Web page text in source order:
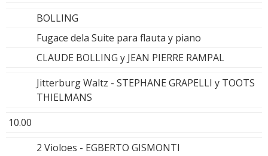
BOLLING
Fugace dela Suite para flauta y piano
CLAUDE BOLLING y JEAN PIERRE RAMPAL
Jitterburg Waltz - STEPHANE GRAPELLI y TOOTS
THIELMANS
10.00
2 Violoes - EGBERTO GISMONTI